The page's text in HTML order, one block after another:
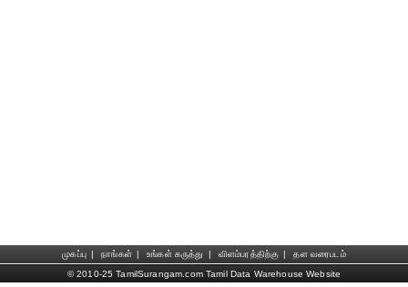
முகப்பு | நாங்கள் | உங்கள் கருத்து | விளம்பரத்திற்கு |
தள வரைபடம்
© 2010-25 TamilSurangam.com Tamil Data Warehouse Website